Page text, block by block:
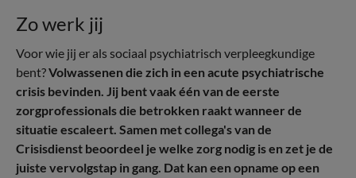
Zo werk jij
Voor wie jij er als sociaal psychiatrisch verpleegkundige
bent?Volwassenen die zich in een acute psychiatrische
crisis bevinden. Jij bent vaak één van de eerste
zorgprofessionals die betrokken raakt wanneer de
situatie escaleert. Samen met collega's van de
Crisisdienst beoordeel je welke zorg nodig is en zet je de
juiste vervolgstap in gang. Dat kan een opname op een